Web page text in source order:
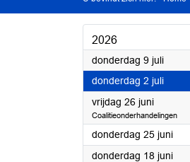
2026
donderdag 9 juli2026
donderdag 2 juli2026
vrijdag 26 juni2026
Coalitieonderhandelingen
donderdag 25 juni2026
donderdag 18 juni2026